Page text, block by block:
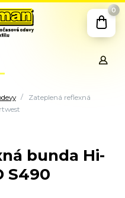
0
Zateplená reflexná
bunda Hi-
S490